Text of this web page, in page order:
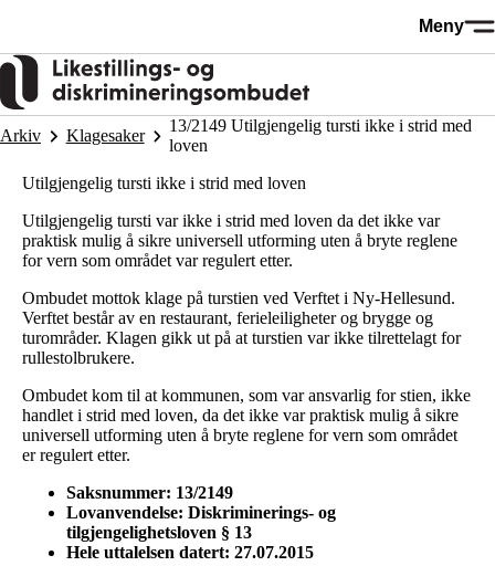
Meny
Arkiv Klagesaker
13/2149 Utilgjengelig tursti ikke i strid med
loven
Utilgjengelig tursti ikke i strid med loven
Utilgjengelig tursti var ikke i strid med loven da det ikke var
praktisk mulig å sikre universell utforming uten å bryte reglene
for vern som området var regulert etter.
Ombudet mottok klage på turstien ved Verftet i Ny-Hellesund.
Verftet består av en restaurant, ferieleiligheter og brygge og
turområder. Klagen gikk ut på at turstien var ikke tilrettelagt for
rullestolbrukere.
Ombudet kom til at kommunen, som var ansvarlig for stien, ikke
handlet i strid med loven, da det ikke var praktisk mulig å sikre
universell utforming uten å bryte reglene for vern som området
er regulert etter.
Saksnummer: 13/2149
Lovanvendelse: Diskriminerings- og
tilgjengelighetsloven § 13
Hele uttalelsen datert: 27.07.2015